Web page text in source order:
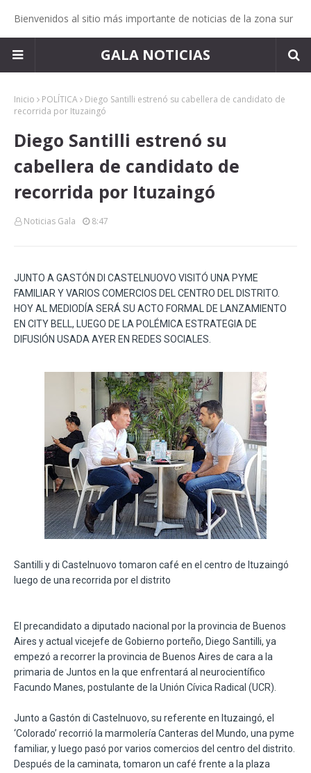
Bienvenidos al sitio más importante de noticias de la zona sur
GALA NOTICIAS
Inicio POLÍTICA
Diego Santilli estrenó su cabellera de candidato de
recorrida por Ituzaingó
Diego Santilli estrenó su
cabellera de candidato de
recorrida por Ituzaingó
Noticias Gala 8:47
JUNTO A GASTÓN DI CASTELNUOVO VISITÓ UNA PYME
FAMILIAR Y VARIOS COMERCIOS DEL CENTRO DEL DISTRITO.
HOY AL MEDIODÍA SERÁ SU ACTO FORMAL DE LANZAMIENTO
EN CITY BELL, LUEGO DE LA POLÉMICA ESTRATEGIA DE
DIFUSIÓN USADA AYER EN REDES SOCIALES.
Santilli y di Castelnuovo tomaron café en el centro de Ituzaingó
luego de una recorrida por el distrito
El precandidato a diputado nacional por la provincia de Buenos
Aires y actual vicejefe de Gobierno porteño, Diego Santilli, ya
empezó a recorrer la provincia de Buenos Aires de cara a la
primaria de Juntos en la que enfrentará al neurocientífico
Facundo Manes, postulante de la Unión Cívica Radical (UCR).
Junto a Gastón di Castelnuovo, su referente en Ituzaingó, el
‘Colorado’ recorrió la marmolería Canteras del Mundo, una pyme
familiar, y luego pasó por varios comercios del centro del distrito.
Después de la caminata, tomaron un café frente a la plaza